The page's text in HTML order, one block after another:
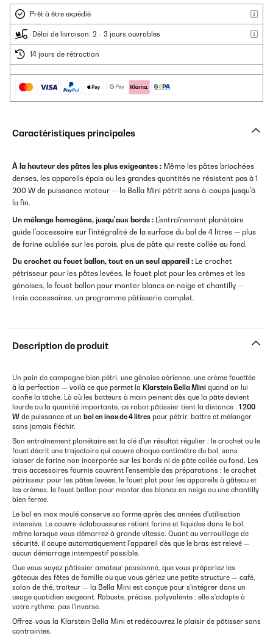
Prêt à être expédié
Délai de livraison: 2 - 3 jours ouvrables
14 jours de rétraction
Caractéristiques principales
À la hauteur des pâtes les plus exigeantes : Même les pâtes briochées
denses, les appareils épais ou les grandes quantités ne résistent pas à 1
200 W de puissance moteur — la Bella Mini pétrit sans à-coups jusqu'à
la fin.
Un mélange homogène, jusqu'aux bords : L'entraînement planétaire
guide l'accessoire sur l'intégralité de la surface du bol de 4 litres — plus
de farine oubliée sur les parois, plus de pâte qui reste collée au fond.
Du crochet au fouet ballon, tout en un seul appareil : Le crochet
pétrisseur pour les pâtes levées, le fouet plat pour les crèmes et les
génoises, le fouet ballon pour monter blancs en neige et chantilly —
trois accessoires, un programme pâtisserie complet.
Description de produit
Un pain de campagne bien pétri, une génoise aérienne, une crème fouettée
à la perfection — voilà ce que permet la Klarstein Bella Mini quand on lui
confie la tâche. Là où les batteurs à main peinent dès que la pâte devient
lourde ou la quantité importante, ce robot pâtissier tient la distance : 1 200
W de puissance et un bol en inox de 4 litres pour pétrir, battre et mélanger
sans jamais fléchir.
Son entraînement planétaire est la clé d'un résultat régulier : le crochet ou le
fouet décrit une trajectoire qui couvre chaque centimètre du bol, sans
laisser de farine non incorporée sur les bords ni de pâte collée au fond. Les
trois accessoires fournis couvrent l'ensemble des préparations : le crochet
pétrisseur pour les pâtes levées, le fouet plat pour les appareils à gâteau et
les crèmes, le fouet ballon pour monter des blancs en neige ou une chantilly
bien ferme.
Le bol en inox moulé conserve sa forme après des années d'utilisation
intensive. Le couvre-éclaboussures retient farine et liquides dans le bol,
même lorsque vous démarrez à grande vitesse. Quant au verrouillage de
sécurité, il coupe automatiquement l'appareil dès que le bras est relevé —
aucun démarrage intempestif possible.
Que vous soyez pâtissier amateur passionné, que vous prépariez les
gâteaux des fêtes de famille ou que vous gériez une petite structure — café,
salon de thé, traiteur — la Bella Mini est conçue pour s'intégrer dans un
usage quotidien exigeant. Robuste, précise, polyvalente : elle s'adapte à
votre rythme, pas l'inverse.
Offrez-vous la Klarstein Bella Mini et redécouvrez le plaisir de pâtisser sans
contraintes.